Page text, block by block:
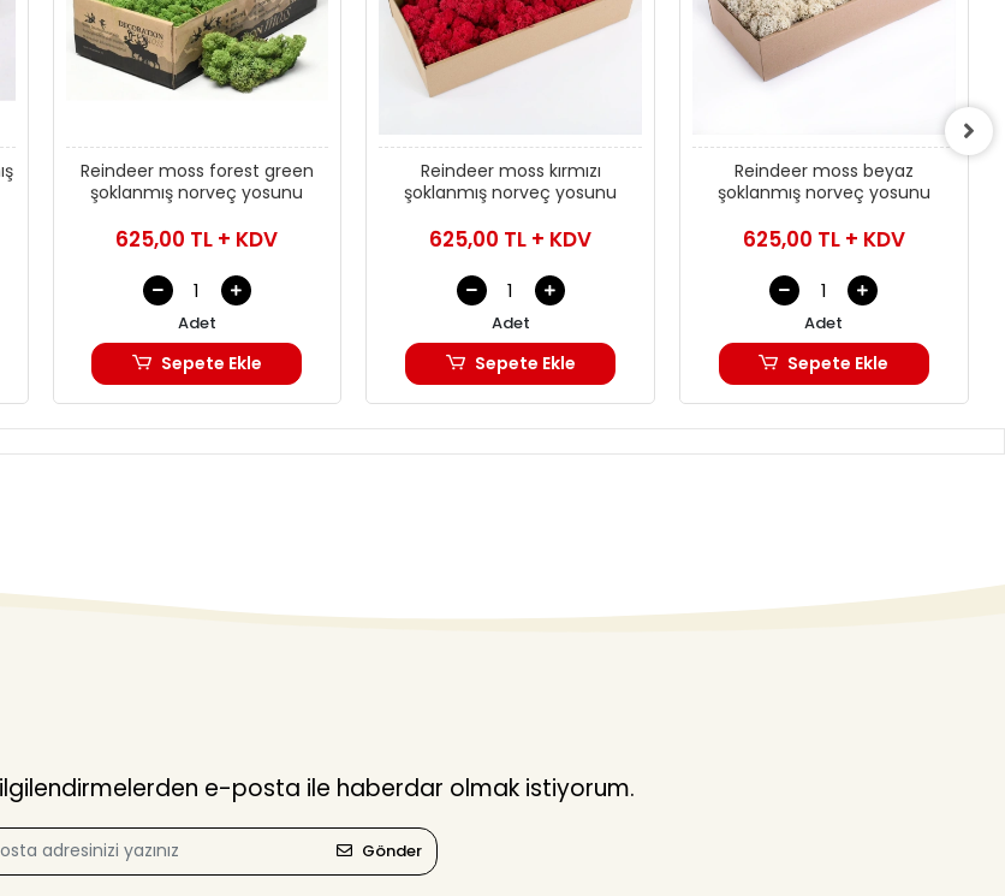
Reindeer moss forest green
şoklanmış norveç yosunu
625,00 TL + KDV
Adet
Sepete Ekle
Reindeer moss kırmızı
şoklanmış norveç yosunu
625,00 TL + KDV
Adet
Sepete Ekle
Reindeer moss beyaz
şoklanmış norveç yosunu
625,00 TL + KDV
Adet
Sepete Ekle
e-posta ile haberdar olmak istiyorum.
Gönder